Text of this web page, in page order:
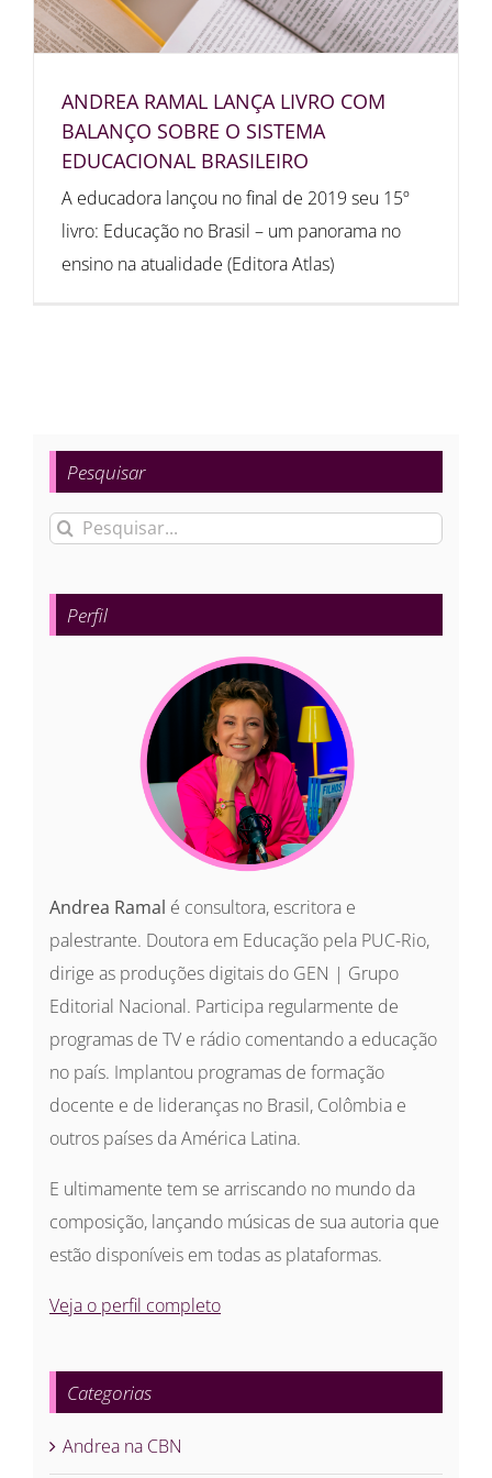
ANDREA RAMAL LANÇA LIVRO COM
BALANÇO SOBRE O SISTEMA
EDUCACIONAL BRASILEIRO
A educadora lançou no final de 2019 seu 15º
livro: Educação no Brasil – um panorama no
ensino na atualidade (Editora Atlas)
Pesquisar
Buscar
para:
Perfil
Andrea Ramal é consultora, escritora e
palestrante. Doutora em Educação pela PUC-Rio,
dirige as produções digitais do GEN | Grupo
Editorial Nacional. Participa regularmente de
programas de TV e rádio comentando a educação
no país. Implantou programas de formação
docente e de lideranças no Brasil, Colômbia e
outros países da América Latina.
E ultimamente tem se arriscando no mundo da
composição, lançando músicas de sua autoria que
estão disponíveis em todas as plataformas.
Veja o perfil completo
Categorias
Andrea na CBN